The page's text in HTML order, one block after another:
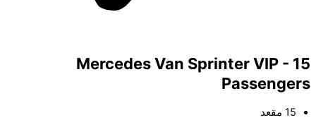
Mercedes Van Sprinter VIP - 15
Passengers
15 مقعد